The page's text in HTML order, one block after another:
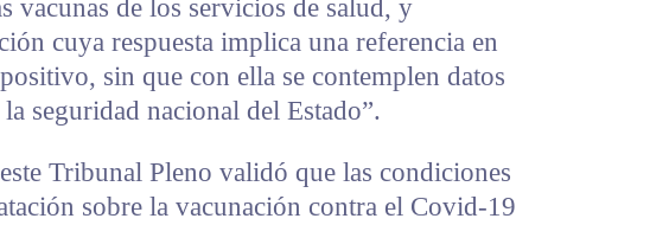
vacunas de los servicios de salud, y
cuya respuesta implica una referencia en
sin que con ella se contemplen datos
seguridad nacional del Estado”.
Tribunal Pleno validó que las condiciones
sobre la vacunación contra el Covid-19